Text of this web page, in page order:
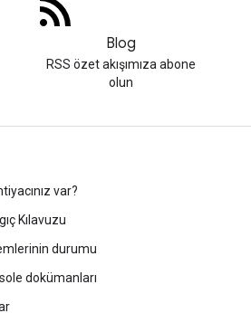
Blog
RSS özet akışımıza abone
olun
var?
Kılavuzu
durumu
dokümanları